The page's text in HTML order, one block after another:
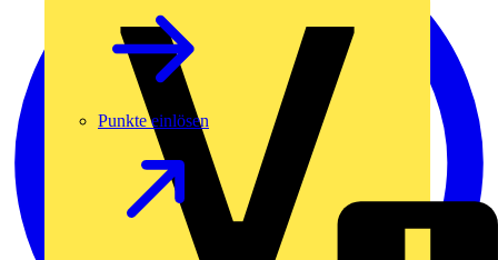
Punkte einlösen